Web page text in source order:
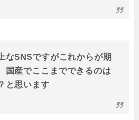
なSNSですがこれからが期
国産でここまでできるのは
と思います